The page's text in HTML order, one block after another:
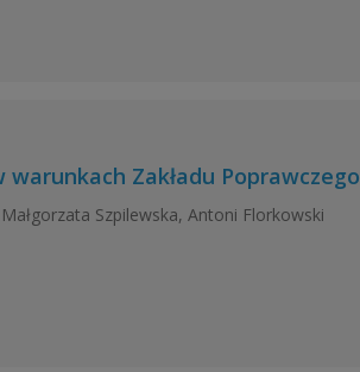
Zakładu Poprawczego
Szpilewska, Antoni Florkowski